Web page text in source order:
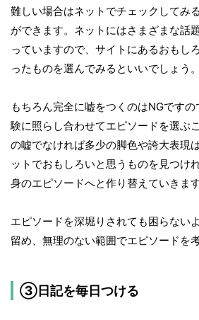
難しい場合はネットでチェックしてみ
ができます。ネットにはさまざまな話
っていますので、サイトにあるおもし
ったものを選んでみるといいでしょう。
もちろん完全に嘘をつくのはNGです
験に照らし合わせてエピソードを選ぶ
の嘘でなければ多少の脚色や誇大表現
ットでおもしろいと思うものを見つけ
身のエピソードへと作り替えていきます
エピソードを深堀りされても困らない
留め、無理のない範囲でエピソードを
③日記を毎日つける